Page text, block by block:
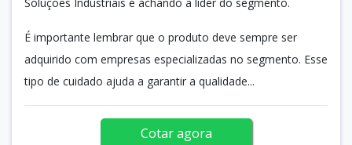
É importante lembrar que o produto deve sempre ser
adquirido com empresas especializadas no segmento. Esse
tipo de cuidado ajuda a garantir a qualidade...
Cotar agora